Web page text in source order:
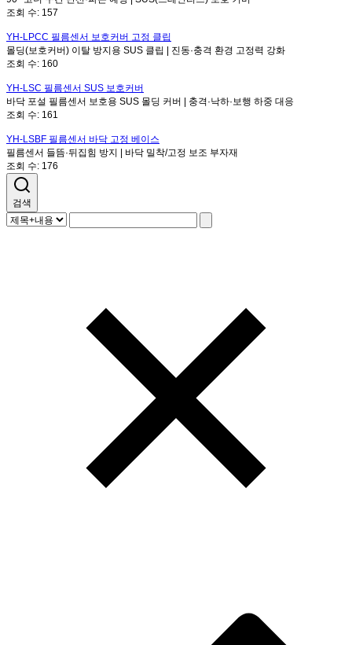
조회 수: 157
YH-LPCC 필름센서 보호커버 고정 클립
몰딩(보호커버) 이탈 방지용 SUS 클립 | 진동·충격 환경 고정력 강화
조회 수: 160
YH-LSC 필름센서 SUS 보호커버
바닥 포설 필름센서 보호용 SUS 몰딩 커버 | 충격·낙하·보행 하중 대응
조회 수: 161
YH-LSBF 필름센서 바닥 고정 베이스
필름센서 들뜸·뒤집힘 방지 | 바닥 밀착/고정 보조 부자재
조회 수: 176
검색